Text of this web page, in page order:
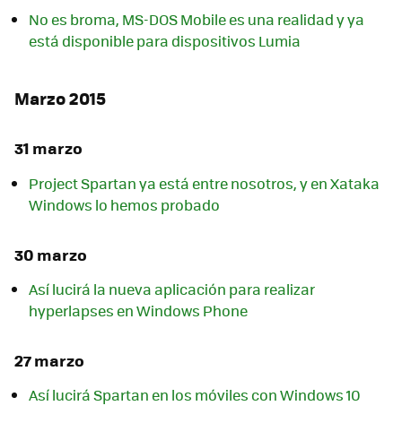
No es broma, MS-DOS Mobile es una realidad y ya
está disponible para dispositivos Lumia
Marzo 2015
31 marzo
Project Spartan ya está entre nosotros, y en Xataka
Windows lo hemos probado
30 marzo
Así lucirá la nueva aplicación para realizar
hyperlapses en Windows Phone
27 marzo
Así lucirá Spartan en los móviles con Windows 10